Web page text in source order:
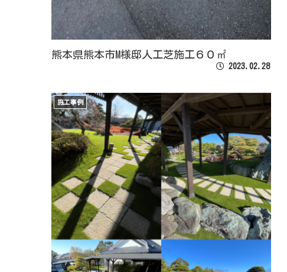
熊本県熊本市M様邸人工芝施工６０㎡
2023.02.28
施工事例